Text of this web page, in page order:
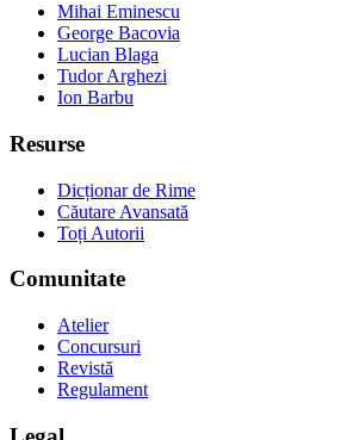
Mihai Eminescu
George Bacovia
Lucian Blaga
Tudor Arghezi
Ion Barbu
Resurse
Dicționar de Rime
Căutare Avansată
Toți Autorii
Comunitate
Atelier
Concursuri
Revistă
Regulament